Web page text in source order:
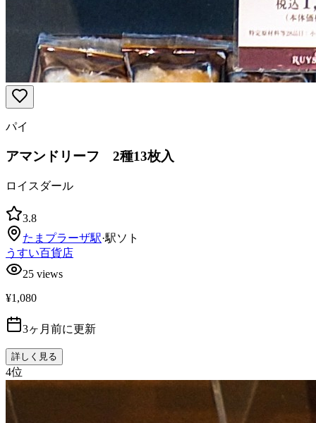
パイ
アマンドリーフ 2種13枚入
ロイスダール
3.8
たまプラーザ駅·駅ソト
うすい百貨店
25 views
¥1,080
3ヶ月前に更新
詳しく見る
4位